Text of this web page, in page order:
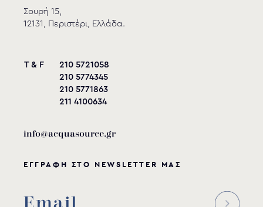
Σουρή 15,
12131, Περιστέρι, Ελλάδα.
T & F
210 5721058
210 5774345
210 5771863
211 4100634
info@acquasource.gr
ΕΓΓΡΑΦΗ ΣΤΟ NEWSLETTER ΜΑΣ